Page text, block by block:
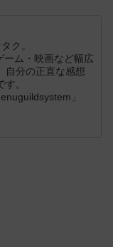
ク。
ム・映画など幅広
自分の正直な感想
。
」